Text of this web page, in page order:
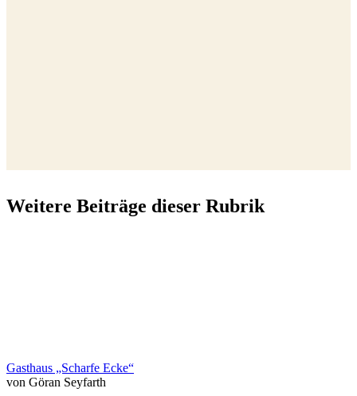
Weitere Beiträge dieser Rubrik
Gasthaus „Scharfe Ecke“
von Göran Seyfarth